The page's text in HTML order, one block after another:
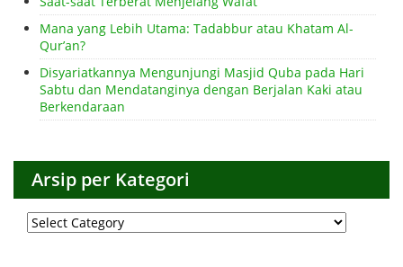
Mana yang Lebih Utama: Tadabbur atau Khatam Al-
Qur’an?
Disyariatkannya Mengunjungi Masjid Quba pada Hari
Sabtu dan Mendatanginya dengan Berjalan Kaki atau
Berkendaraan
Arsip per Kategori
Arsip
per